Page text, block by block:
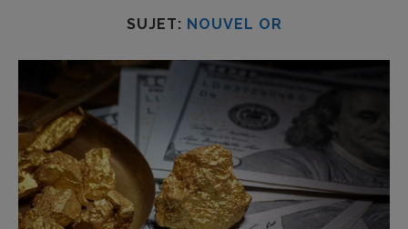
SUJET: NOUVEL OR